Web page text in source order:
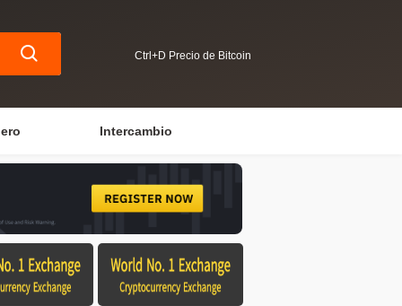
Ctrl+D Precio de Bitcoin
Intercambio